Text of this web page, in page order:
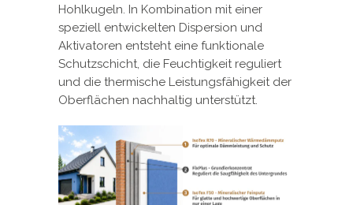
Hohlkugeln. In Kombination mit einer
speziell entwickelten Dispersion und
Aktivatoren entsteht eine funktionale
Schutzschicht, die Feuchtigkeit reguliert
und die thermische Leistungsfähigkeit der
Oberflächen nachhaltig unterstützt.